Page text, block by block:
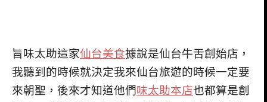
旨味太助這家仙台美食據說是仙台牛舌創始店，
我聽到的時候就決定我來仙台旅遊的時候一定要
來朝聖，後來才知道他們味太助本店也都算是創